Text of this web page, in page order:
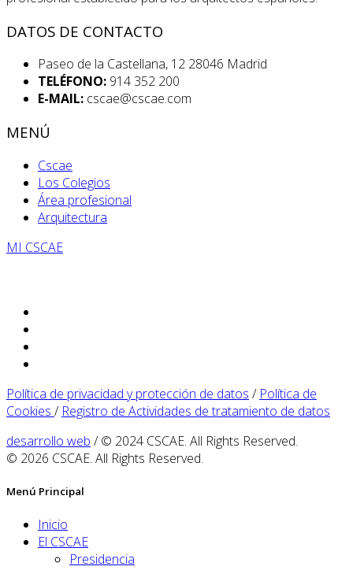
DATOS DE CONTACTO
Paseo de la Castellana, 12 28046 Madrid
TELÉFONO: 914 352 200
E-MAIL: cscae@cscae.com
MENÚ
Cscae
Los Colegios
Área profesional
Arquitectura
MI CSCAE
Política de privacidad y protección de datos / Política de
Cookies / Registro de Actividades de tratamiento de datos
desarrollo web / © 2024 CSCAE. All Rights Reserved.
© 2026 CSCAE. All Rights Reserved.
Menú Principal
Inicio
El CSCAE
Presidencia